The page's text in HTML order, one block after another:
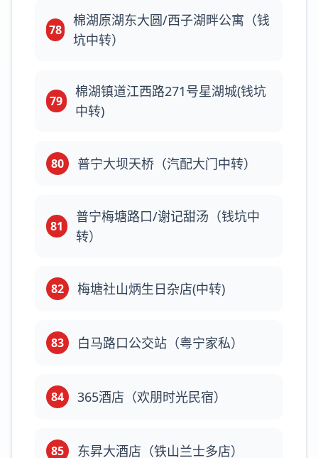
78
棉湖原湖东大圆/西子湖畔公寓（钱
坑中转）
79
棉湖镇道江西路271号星湖城(钱坑
中转)
80 普宁大坝天桥（汽配大门中转）
81
普宁梅塘路口/谢记甜汤（钱坑中
转）
82 梅塘社山炳生日杂店(中转)
83 白马路口公交站（粤宁家私）
84 365酒店（欢朋时光民宿）
85 东昇大酒店（铁山兰士多店）